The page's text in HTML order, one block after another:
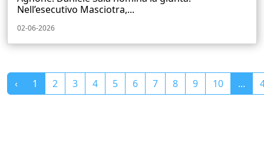
Nell’esecutivo Masciotra,...
02-06-2026
‹ 1 2 3 4 5 6 7 8 9 10 ...